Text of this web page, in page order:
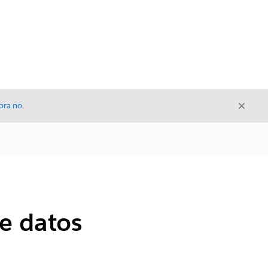
no Cerrar
datos